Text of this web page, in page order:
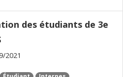
des étudiants de 3e
2021